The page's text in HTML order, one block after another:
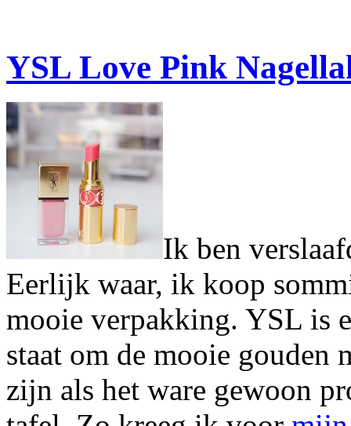
YSL Love Pink
Ik ben
Eerlijk waar, ik koop
mooie verpakking. YSL is
staat om de mooie gouden
zijn als het ware gewoon